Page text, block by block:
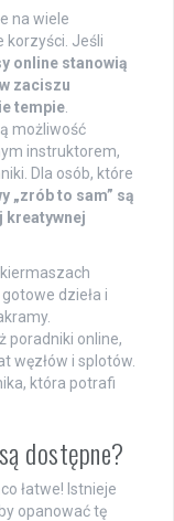
na wiele
korzyści. Jeśli
online stanowią
zaciszu
tempie
możliwość
instruktorem,
Dla osób, które
„zrób to sam” są
kreatywnej
dzieła i
poradniki online,
węzłów i splotów.
która potrafi
dostępne?
łatwe! Istnieje
opanować tę